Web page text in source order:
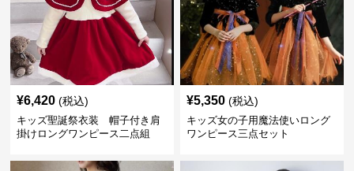
¥6,420 (税込)
キッズ聖誕祭衣装 帽子付き肩
掛けロングワンピース二点組
¥5,350 (税込)
キッズ女の子用魔法使いロング
ワンピース三点セット